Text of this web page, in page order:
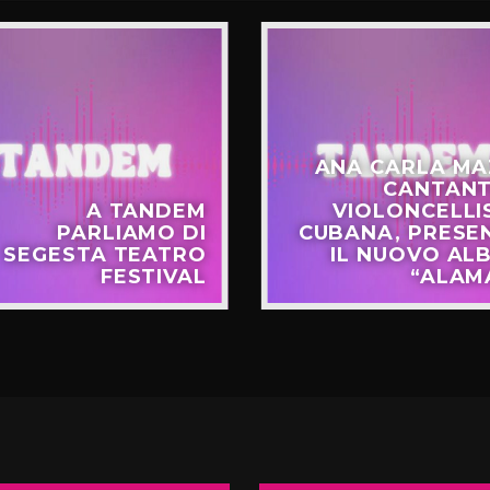
A TANDEM
PARLIAMO DI
SEGESTA TEATRO
FESTIVAL
ANA CARLA
CUBANA,
IL NUOVO